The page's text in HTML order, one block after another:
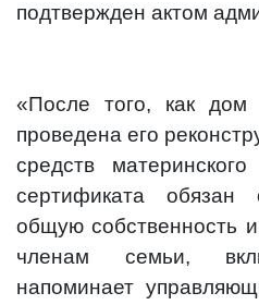
подтвержден актом
«После того, как дом
проведена его
средств
сертификата
общую собственность
членам семьи,
напоминает